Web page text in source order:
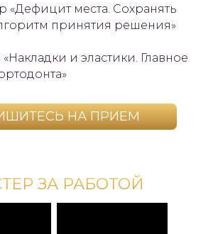
«Дефицит места. Сохранять
принятия решения»
и эластики. Главное
НА ПРИЕМ
ЗА РАБОТОЙ